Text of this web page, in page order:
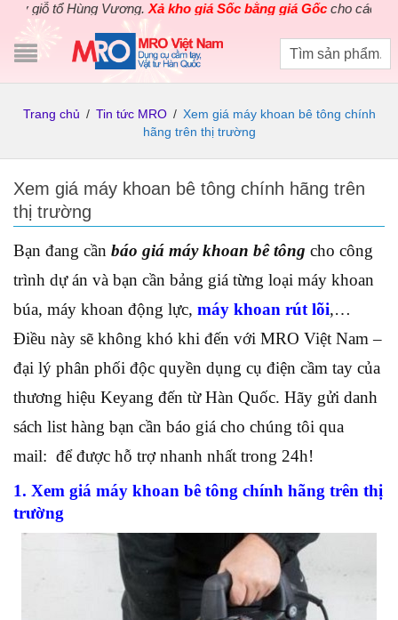
tổ Hùng Vương.Xả kho giá Sốc bằng giá Gốccho các sản
Trang chủ / Tin tức MRO / Xem giá máy khoan bê tông chính
hãng trên thị trường
Xem giá máy khoan bê tông chính hãng trên
thị trường
Bạn đang cần báo giá máy khoan bê tông cho công
trình dự án và bạn cần bảng giá từng loại máy khoan
búa, máy khoan động lực, máy khoan rút lõi,…
Điều này sẽ không khó khi đến với MRO Việt Nam –
đại lý phân phối độc quyền dụng cụ điện cầm tay của
thương hiệu Keyang đến từ Hàn Quốc. Hãy gửi danh
sách list hàng bạn cần báo giá cho chúng tôi qua
mail: để được hỗ trợ nhanh nhất trong 24h!
1. Xem giá máy khoan bê tông chính hãng trên thị
trường